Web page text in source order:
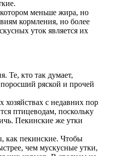
котором меньше жира, но
кормления, но более
уток является их
Те, кто так думает,
ряской и прочей
с недавних пор
птицеводам, поскольку
Пекинские же утки
как пекинские. Чтобы
чем мускусные утки,